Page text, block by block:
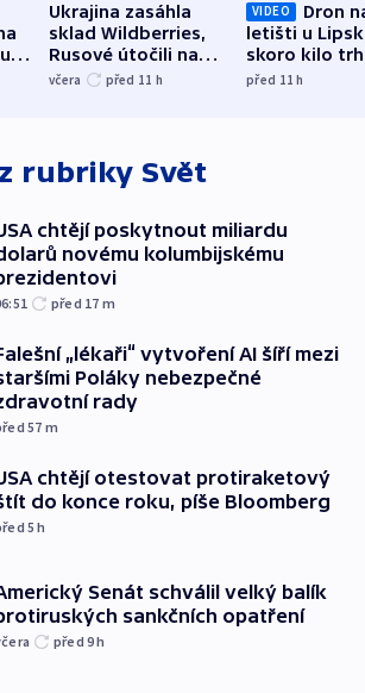
Ukrajina zasáhla
sklad Wildberries,
Rusové útočili na
trh, hasiče či
včera před 11 h
VIDEO
Dron
letišti u
skoro kilo
indicie
před 11h
rubriky Svět
chtějí poskytnout miliardu
novému kolumbijskému
před 17 m
„lékaři“ vytvoření AI šíří mezi
Poláky nebezpečné
rady
57 m
chtějí otestovat protiraketový
do konce roku, píše Bloomberg
5h
Senát schválil velký balík
sankčních opatření
před 9h